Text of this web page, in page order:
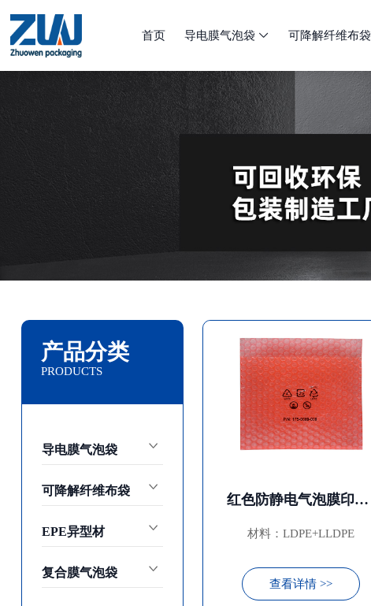
首页 导电膜气泡袋  可降解纤维布袋
产品分类
PRODUCTS
导电膜气泡袋
可降解纤维布袋
EPE异型材
复合膜气泡袋
红色防静电气泡膜印刷袋
材料：LDPE+LLDPE
查看详情 >>